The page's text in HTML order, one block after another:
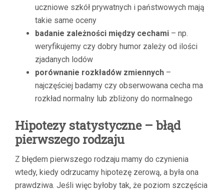
uczniowe szkół prywatnych i państwowych mają
takie same oceny
badanie zależności między cechami – np.
weryfikujemy czy dobry humor zależy od ilości
zjadanych lodów
porównanie rozkładów zmiennych –
najczęściej badamy czy obserwowana cecha ma
rozkład normalny lub zbliżony do normalnego
Hipotezy statystyczne – błąd
pierwszego rodzaju
Z błędem pierwszego rodzaju mamy do czynienia
wtedy, kiedy odrzucamy hipotezę zerową, a była ona
prawdziwa. Jeśli więc byłoby tak, że poziom szczęścia